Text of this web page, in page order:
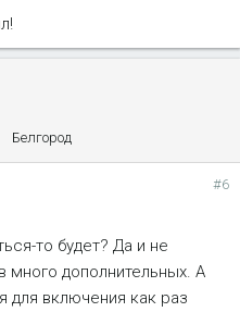
Белгород
#6
то будет? Да и не
дополнительных. А
для включения как раз